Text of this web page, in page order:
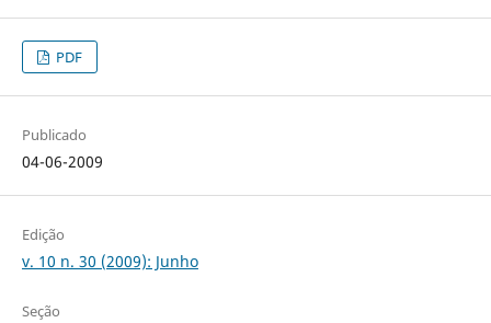
PDF
Publicado
04-06-2009
Edição
v. 10 n. 30 (2009): Junho
Seção